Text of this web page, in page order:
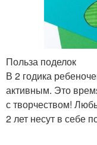
Польза поделок
В 2 годика
активным. Это
с творчеством!
2 лет несут в себе